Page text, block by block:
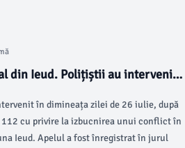
din Ieud. Polițiștii au intervenit
în dimineața zilei de 26 iulie, după
112 cu privire la izbucnirea unui conflict în
Ieud. Apelul a fost înregistrat în jurul